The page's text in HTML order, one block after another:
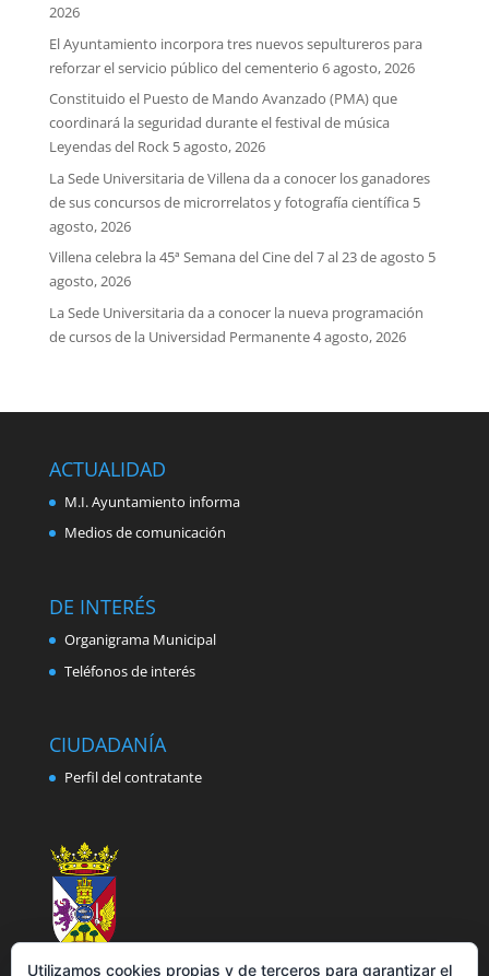
2026
El Ayuntamiento incorpora tres nuevos sepultureros para
reforzar el servicio público del cementerio 6 agosto, 2026
Constituido el Puesto de Mando Avanzado (PMA) que
coordinará la seguridad durante el festival de música
Leyendas del Rock 5 agosto, 2026
La Sede Universitaria de Villena da a conocer los ganadores
de sus concursos de microrrelatos y fotografía científica 5
agosto, 2026
Villena celebra la 45ª Semana del Cine del 7 al 23 de agosto 5
agosto, 2026
La Sede Universitaria da a conocer la nueva programación
de cursos de la Universidad Permanente4 agosto, 2026
ACTUALIDAD
M.I. Ayuntamiento informa
Medios de comunicación
DE INTERÉS
Organigrama Municipal
Teléfonos de interés
CIUDADANÍA
Perfil del contratante
Utilizamos cookies propias y de terceros para garantizar el